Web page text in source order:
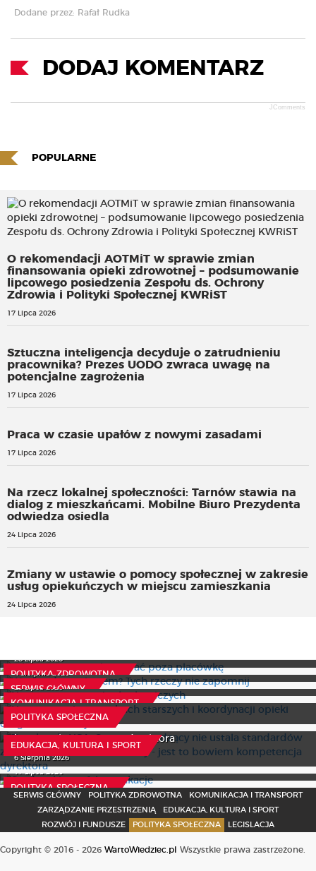
Dodane przez: Rafał Rudka
DODAJ KOMENTARZ
JComments
POPULARNE
O rekomendacji AOTMiT w sprawie zmian
finansowania opieki zdrowotnej – podsumowanie
lipcowego posiedzenia Zespołu ds. Ochrony
Zdrowia i Polityki Społecznej KWRiST
17 Lipca 2026
Sztuczna inteligencja decyduje o zatrudnieniu
pracownika? Prezes UODO zwraca uwagę na
potencjalne zagrożenia
17 Lipca 2026
Praca w czasie upałów z nowymi zasadami
17 Lipca 2026
Na rzecz lokalnej społeczności: Tarnów stawia na
dialog z mieszkańcami. Mobilne Biuro Prezydenta
odwiedza osiedla
24 Lipca 2026
Zmiany w ustawie o pomocy społecznej w zakresie
usług opiekuńczych w miejscu zamieszkania
24 Lipca 2026
POLITYKA ZDROWOTNA
28 Lipca 2026
SERWIS GŁÓWNY
4 Sierpnia 2026
KOMUNIKACJA I TRANSPORT
Nowe prawa pasażerów lotniczych
23 Lipca 2026
POLITYKA SPOŁECZNA
Nowe przepisy o osobach starszych i koordynacji opieki
24 Lipca 2026
EDUKACJA, KULTURA I SPORT
Z wokandy NSA: Organ prowadzący nie ustala
standardów zatrudnienia personelu szkoły - jest to
bowiem kompetencja dyrektora
6 Sierpnia 2026
POLITYKA SPOŁECZNA
Studencki portfel w wakacje
17 Lipca 2026
SERWIS GŁÓWNY POLITYKA ZDROWOTNA
KOMUNIKACJA I TRANSPORT
ZARZĄDZANIE PRZESTRZENIĄ
EDUKACJA, KULTURA I SPORT
ROZWÓJ I FUNDUSZE
POLITYKA SPOŁECZNA LEGISLACJA
Copyright © 2016 - 2026 WartoWiedziec.pl Wszystkie prawa zastrzeżone.